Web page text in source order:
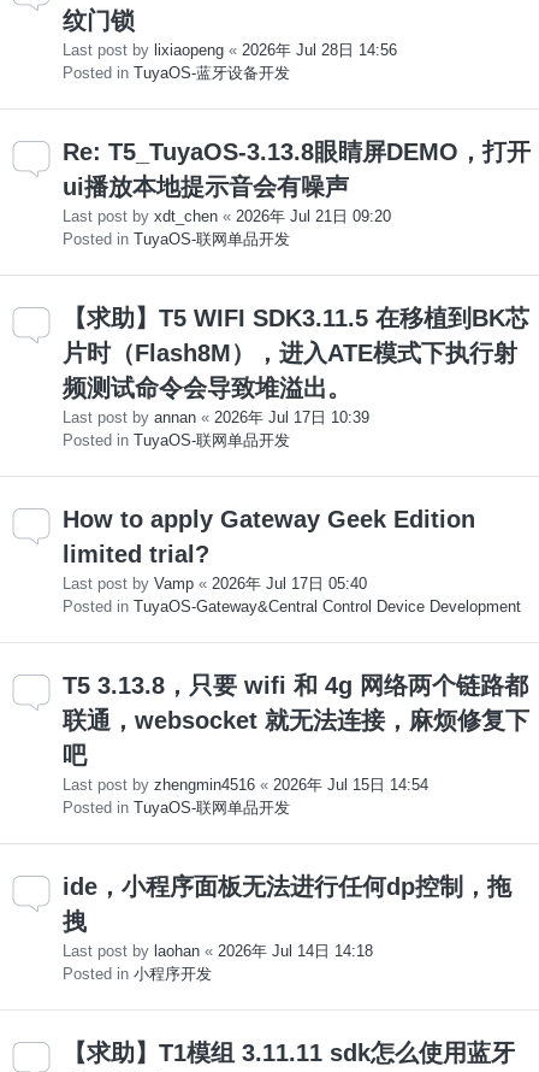
纹门锁
Last post by lixiaopeng « 2026年 Jul 28日 14:56
Posted in TuyaOS-蓝牙设备开发
Re: T5_TuyaOS-3.13.8眼睛屏DEMO，打开
ui播放本地提示音会有噪声
Last post by xdt_chen « 2026年 Jul 21日 09:20
Posted in TuyaOS-联网单品开发
【求助】T5 WIFI SDK3.11.5 在移植到BK芯
片时（Flash8M），进入ATE模式下执行射
频测试命令会导致堆溢出。
Last post by annan « 2026年 Jul 17日 10:39
Posted in TuyaOS-联网单品开发
How to apply Gateway Geek Edition
limited trial?
Last post by Vamp « 2026年 Jul 17日 05:40
Posted in TuyaOS-Gateway&Central Control Device Development
T5 3.13.8，只要 wifi 和 4g 网络两个链路都
联通，websocket 就无法连接，麻烦修复下
吧
Last post by zhengmin4516 « 2026年 Jul 15日 14:54
Posted in TuyaOS-联网单品开发
ide，小程序面板无法进行任何dp控制，拖
拽
Last post by laohan « 2026年 Jul 14日 14:18
Posted in 小程序开发
【求助】T1模组 3.11.11 sdk怎么使用蓝牙